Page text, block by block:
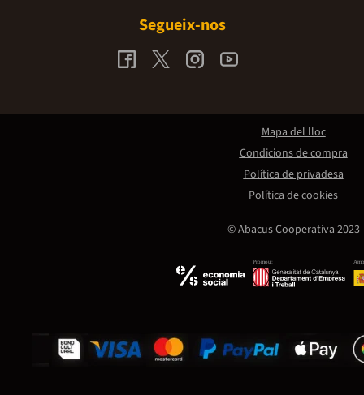
Segueix-nos
Promou:
© Abacus Cooperativa 2023
Mapa del lloc
Condicions de compra
Política de privadesa
Política de cookies